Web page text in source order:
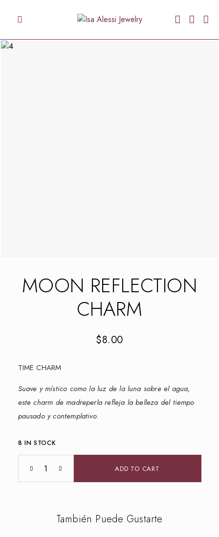
MOON REFLECTION
CHARM
$8.00
TIME CHARM
Suave y místico como la luz de la luna sobre el agua,
este charm de madreperla refleja la belleza del tiempo
pausado y contemplativo.
8 IN STOCK
ADD TO CART
También Puede Gustarte